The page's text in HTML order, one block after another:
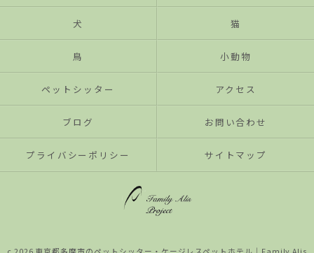
犬 猫
鳥 小動物
ペットシッター アクセス
ブログ お問い合わせ
プライバシーポリシー サイトマップ